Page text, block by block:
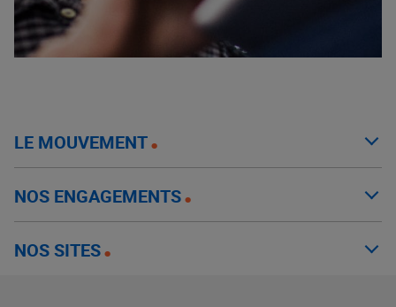
LE MOUVEMENT
NOS ENGAGEMENTS
NOS SITES